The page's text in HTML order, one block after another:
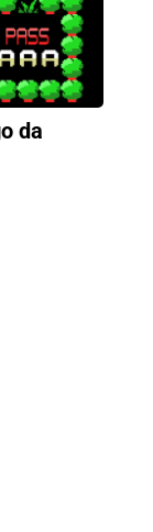
da